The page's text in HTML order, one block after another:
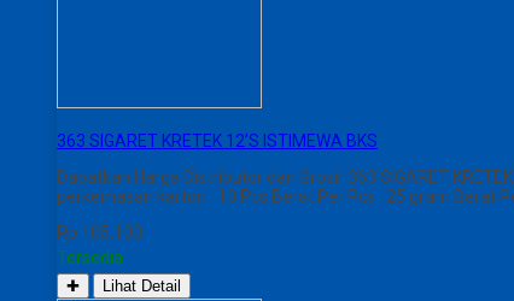
363 SIGARET KRETEK 12’S ISTIMEWA BKS
Dapatkan Harga Distributor dan Grosir 363 SIGARET
perkemasan karton : 10 Pcs Berat Per Pcs : 25 gram Berat
Rp 105.100
Tersedia
✚ Lihat Detail